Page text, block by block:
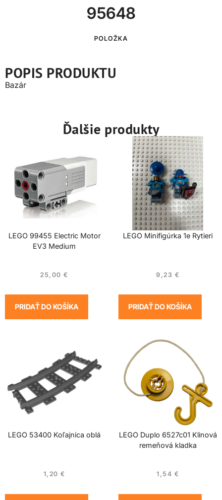
95648
POLOŽKA
POPIS PRODUKTU
Bazár
Ďalšie produkty
LEGO 99455 Electric Motor
EV3 Medium
25,00€
PRIDAŤ DO KOŠÍKA
LEGO Minifigúrka 1e Rytieri
9,23 €
PRIDAŤ DO KOŠÍKA
LEGO 53400 Koľajnica oblá
1,20 €
LEGO Duplo 6527c01 Klinová
remeňová kladka
1,54 €